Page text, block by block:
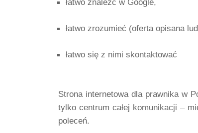
łatwo zrozumieć (oferta opisana
łatwo się z nimi skontaktować
Strona internetowa dla prawnika w
tylko centrum całej komunikacji –
poleceń.